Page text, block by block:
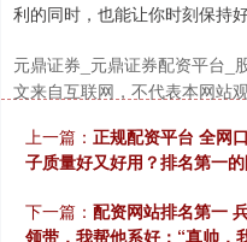
利的同时，也能让你时刻保持好
元鼎证券_元鼎证券配资平台_
文来自互联网，不代表本网站观
上一篇： 正规配资平台 全网
子质量好又好用？排名第一
下一篇： 配资网站排名第一
领带，我帮他系好：“真帅，
北证50